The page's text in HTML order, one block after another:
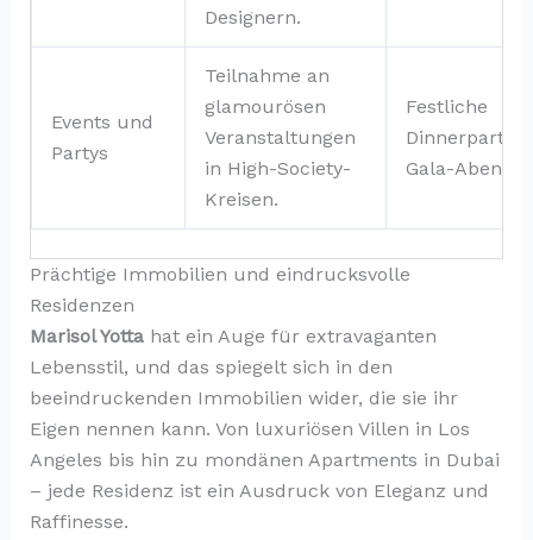
Designern.
Events und
Partys
Teilnahme an
glamourösen
Veranstaltungen
in High-Society-
Kreisen.
Festliche
Dinnerpartys,
Gala-Abende
Prächtige Immobilien und eindrucksvolle
Residenzen
Marisol Yottahat ein Auge für extravaganten
Lebensstil, und das spiegelt sich in den
beeindruckenden Immobilien wider, die sie ihr
Eigen nennen kann. Von luxuriösen Villen in Los
Angeles bis hin zu mondänen Apartments in Dubai
– jede Residenz ist ein Ausdruck von Eleganz und
Raffinesse.